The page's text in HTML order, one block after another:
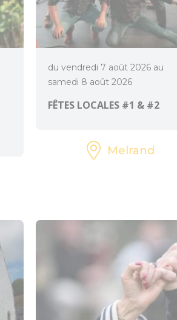
du vendredi 7 août 2026 au
samedi 8 août 2026
FÊTES LOCALES #1 & #2
Melrand